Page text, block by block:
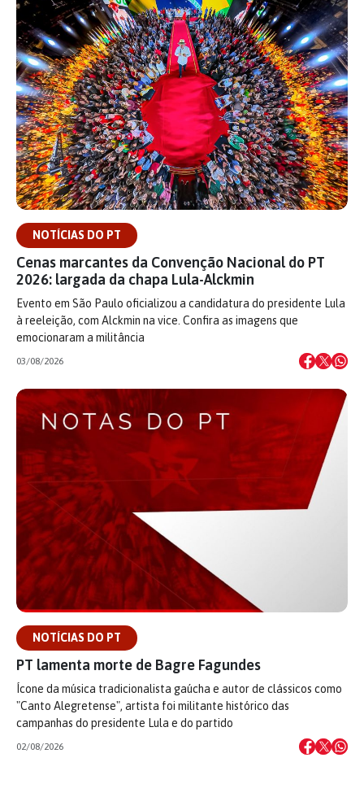
NOTÍCIAS DO PT
Cenas marcantes da Convenção Nacional do PT
2026: largada da chapa Lula-Alckmin
Evento em São Paulo oficializou a candidatura do presidente Lula
à reeleição, com Alckmin na vice. Confira as imagens que
emocionaram a militância
03/08/2026
NOTÍCIAS DO PT
PT lamenta morte de Bagre Fagundes
Ícone da música tradicionalista gaúcha e autor de clássicos como
"Canto Alegretense", artista foi militante histórico das
campanhas do presidente Lula e do partido
02/08/2026